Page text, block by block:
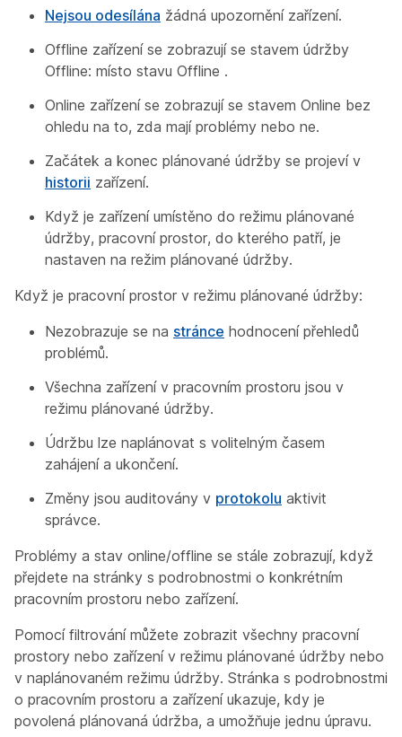
Nejsou odesílána žádná upozornění zařízení.
Offline zařízení se zobrazují se stavem údržby
Offline: místo stavu Offline .
Online zařízení se zobrazují se stavem Online bez
ohledu na to, zda mají problémy nebo ne.
Začátek a konec plánované údržby se projeví v
historii zařízení.
Když je zařízení umístěno do režimu plánované
údržby, pracovní prostor, do kterého patří, je
nastaven na režim plánované údržby.
Když je pracovní prostor v režimu plánované údržby:
Nezobrazuje se na stránce hodnocení přehledů
problémů.
Všechna zařízení v pracovním prostoru jsou v
režimu plánované údržby.
Údržbu lze naplánovat s volitelným časem
zahájení a ukončení.
Změny jsou auditovány v protokolu aktivit
správce.
Problémy a stav online/offline se stále zobrazují, když
přejdete na stránky s podrobnostmi o konkrétním
pracovním prostoru nebo zařízení.
Pomocí filtrování můžete zobrazit všechny pracovní
prostory nebo zařízení v režimu plánované údržby nebo
v naplánovaném režimu údržby. Stránka s podrobnostmi
o pracovním prostoru a zařízení ukazuje, kdy je
povolená plánovaná údržba, a umožňuje jednu úpravu.